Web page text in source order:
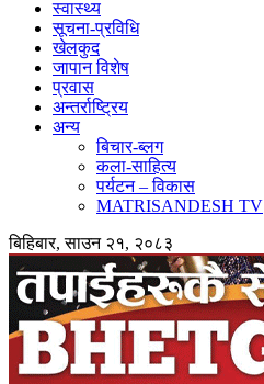
स्वास्थ्य
सूचना-प्रविधि
खेलकुद
जापान विशेष
प्रवास
अन्तर्राष्ट्रिय
अन्य
बिचार-ब्लग
कला-साहित्य
पर्यटन – विकास
MATRISANDESH TV
बिहिबार, साउन २१, २०८३